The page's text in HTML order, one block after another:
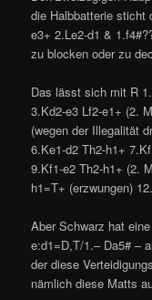
die Halbbatterie sticht
e3+ 2.Le2-d1 &
zu blocken oder zu
Das lässt sich mit R
3.Kd2-e3 Lf2-e1+ (2.
(wegen der Illegalität
6.Ke1-d2 Th2-h1+
9.Kf1-e2 Th2-h1+ (2.
h1=T+ (erzwungen)
Aber Schwarz hat
e:d1=D,T/1.– Da5# –
der diese
nämlich diese Matts